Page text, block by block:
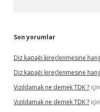
Son yorumlar
Diz kapağı kireçlenmesine
Diz kapağı kireçlenmesine
Vızıldamak ne demek TDK ? için
Vızıldamak ne demek TDK ? için